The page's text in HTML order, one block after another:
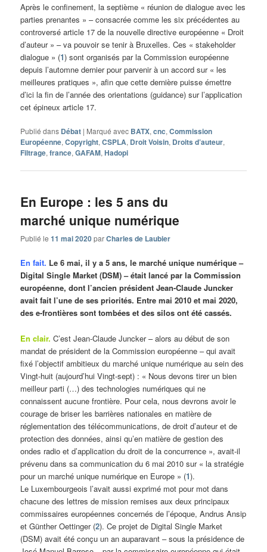
Après le confinement, la septième « réunion de dialogue avec les
parties prenantes » – consacrée comme les six précédentes au
controversé article 17 de la nouvelle directive européenne « Droit
d’auteur » – va pouvoir se tenir à Bruxelles. Ces « stakeholder
dialogue » (1) sont organisés par la Commission européenne
depuis l’automne dernier pour parvenir à un accord sur « les
meilleures pratiques », afin que cette dernière puisse émettre
d’ici la fin de l’année des orientations (guidance) sur l’application
cet épineux article 17.
Publié dans Débat | Marqué avec BATX,cnc,Commission
Européenne,Copyright,CSPLA, Droit Voisin, Droits d’auteur,
Filtrage,france,GAFAM,Hadopi
En Europe : les 5 ans du
marché unique numérique
Publié le11 mai 2020parCharles de Laubier
En fait. Le 6 mai, il y a 5 ans, le marché unique numérique –
Digital Single Market (DSM) – était lancé par la Commission
européenne, dont l’ancien président Jean-Claude Juncker
avait fait l’une de ses priorités. Entre mai 2010 et mai 2020,
des e-frontières sont tombées et des silos ont été cassés.
En clair. C’est Jean-Claude Juncker – alors au début de son
mandat de président de la Commission européenne – qui avait
fixé l’objectif ambitieux du marché unique numérique au sein des
Vingt-huit (aujourd’hui Vingt-sept) : « Nous devons tirer un bien
meilleur parti (…) des technologies numériques qui ne
connaissent aucune frontière. Pour cela, nous devrons avoir le
courage de briser les barrières nationales en matière de
réglementation des télécommunications, de droit d’auteur et de
protection des données, ainsi qu’en matière de gestion des
ondes radio et d’application du droit de la concurrence », avait-il
prévenu dans sa communication du 6 mai 2010 sur « la stratégie
pour un marché unique numérique en Europe » (1).
Le Luxembourgeois l’avait aussi exprimé mot pour mot dans
chacune des lettres de mission remises aux deux principaux
commissaires européennes concernés de l’époque, Andrus Ansip
et Günther Oettinger (2). Ce projet de Digital Single Market
(DSM) avait été conçu un an auparavant – sous la présidence de